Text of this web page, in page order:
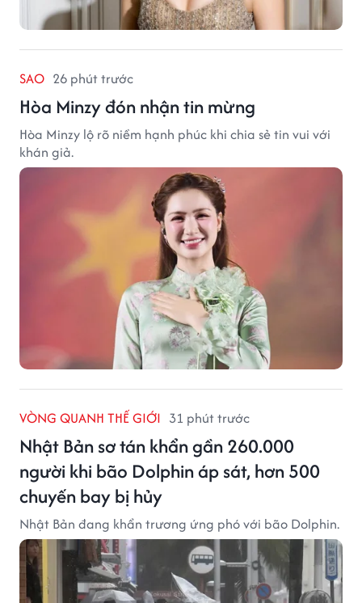
SAO 26 phút trước
Hòa Minzy đón nhận tin mừng
Hòa Minzy lộ rõ niềm hạnh phúc khi chia sẻ tin vui với
khán giả.
VÒNG QUANH THẾ GIỚI 31 phút trước
Nhật Bản sơ tán khẩn gần 260.000
người khi bão Dolphin áp sát, hơn 500
chuyến bay bị hủy
Nhật Bản đang khẩn trương ứng phó với bão Dolphin.